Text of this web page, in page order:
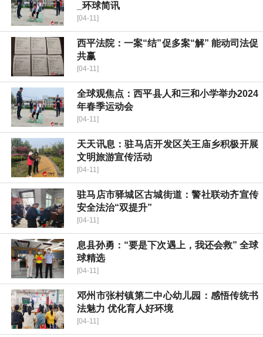
_环球简讯
[04-11]
​西平法院：一案“结”促多案“解” 能动司法促
共赢
[04-11]
全球观焦点：​西平县人和三和小学举办2024
年春季运动会
[04-11]
天天讯息：驻马店开发区关王庙乡积极开展
文明旅游宣传活动
[04-11]
驻马店市驿城区古城街道：警社联动齐宣传
安全法治“双提升”
[04-11]
息县孙勇：“要是下次遇上，我还会救” 全球
球精选
[04-11]
邓州市张村镇第二中心幼儿园：感悟传统书
法魅力 优化育人好环境
[04-11]